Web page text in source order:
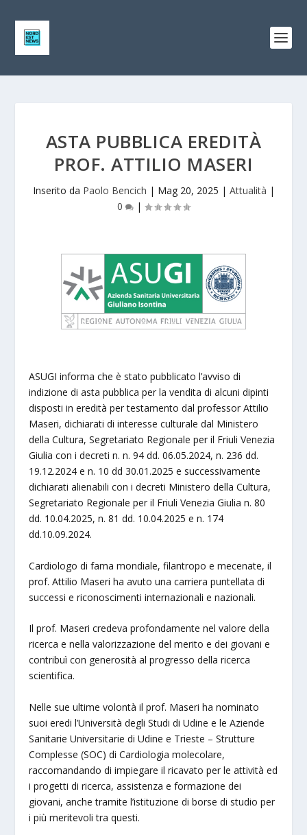
ASTA PUBBLICA EREDITÀ
PROF. ATTILIO MASERI
Inserito da Paolo Bencich | Mag 20, 2025 | Attualità |
0
|
ASUGI informa che è stato pubblicato l’avviso di
indizione di asta pubblica per la vendita di alcuni dipinti
disposti in eredità per testamento dal professor Attilio
Maseri, dichiarati di interesse culturale dal Ministero
della Cultura, Segretariato Regionale per il Friuli Venezia
Giulia con i decreti n. n. 94 dd. 06.05.2024, n. 236 dd.
19.12.2024 e n. 10 dd 30.01.2025 e successivamente
dichiarati alienabili con i decreti Ministero della Cultura,
Segretariato Regionale per il Friuli Venezia Giulia n. 80
dd. 10.04.2025, n. 81 dd. 10.04.2025 e n. 174
dd.10.09.2024.
Cardiologo di fama mondiale, filantropo e mecenate, il
prof. Attilio Maseri ha avuto una carriera puntellata di
successi e riconoscimenti internazionali e nazionali.
Il prof. Maseri credeva profondamente nel valore della
ricerca e nella valorizzazione del merito e dei giovani e
contribuì con generosità al progresso della ricerca
scientifica.
Nelle sue ultime volontà il prof. Maseri ha nominato
suoi eredi l’Università degli Studi di Udine e le Aziende
Sanitarie Universitarie di Udine e Trieste – Strutture
Complesse (SOC) di Cardiologia molecolare,
raccomandando di impiegare il ricavato per le attività ed
i progetti di ricerca, assistenza e formazione dei
giovani, anche tramite l’istituzione di borse di studio per
i più meritevoli tra questi.